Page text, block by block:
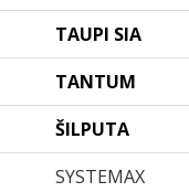
TAUPI SIA
TANTUM
ŠILPUTA
SYSTEMAX